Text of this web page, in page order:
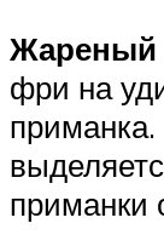
Жареный
фри на
приманки